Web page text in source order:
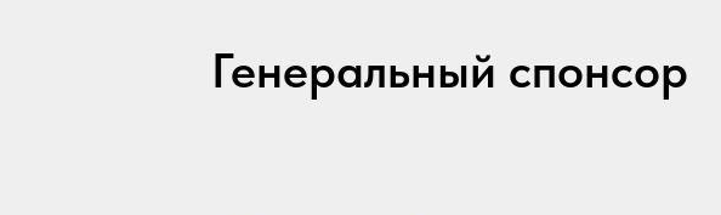
Генеральный спонсор